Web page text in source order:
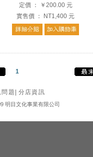
定價
： ￥200.00 元
實售價 ： NT1,400 元
1
問題 分店資訊
明目文化事業有限公司